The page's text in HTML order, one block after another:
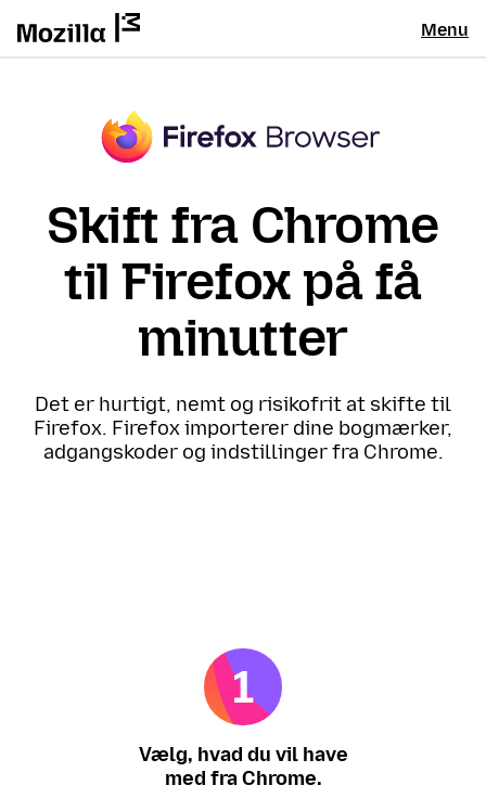
Menu
Skift fra Chrome
til Firefox på få
minutter
Det er hurtigt, nemt og risikofrit at skifte til
Firefox. Firefox importerer dine bogmærker,
adgangskoder og indstillinger fra Chrome.
Vælg, hvad du vil have
med fra Chrome.